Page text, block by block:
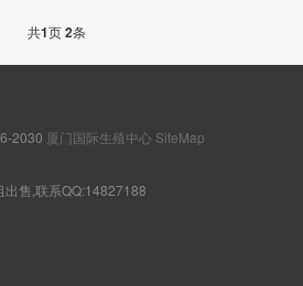
共1页2条
2030 厦门国际生殖中心 SiteMap
出售,联系QQ:14827188